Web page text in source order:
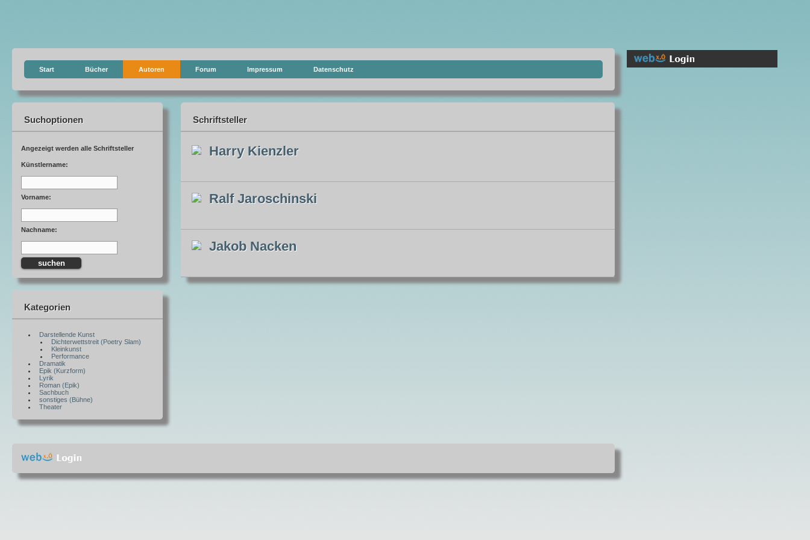
Start Bücher Autoren Forum Impressum Datenschutz
Suchoptionen
Angezeigt werden alle Schriftsteller
Künstlername:
Vorname:
Nachname:
Kategorien
Darstellende Kunst
Dichterwettstreit (Poetry Slam)
Kleinkunst
Performance
Dramatik
Epik (Kurzform)
Lyrik
Roman (Epik)
Sachbuch
sonstiges (Bühne)
Theater
Schriftsteller
Harry Kienzler
Ralf Jaroschinski
Jakob Nacken